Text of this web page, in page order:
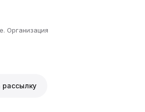
Организация
рассылку